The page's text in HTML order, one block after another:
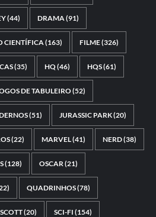
(44) DRAMA(91)
CIENTÍFICA(163) FILME(326)
(35) HQ(46) HQS(61)
DE TABULEIRO(52)
(51) JURASSIC PARK(20)
(22) MARVEL(41) NERD(38)
(128) OSCAR(21)
QUADRINHOS(78)
(20) SCI-FI (154)